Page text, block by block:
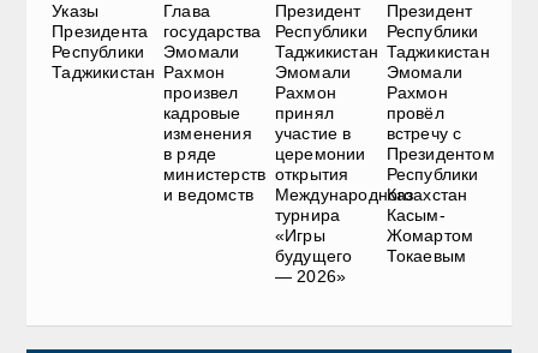
Указы
Президента
Республики
Таджикистан
Глава
государства
Эмомали
Рахмон
произвел
кадровые
изменения
в ряде
министерств
и ведомств
Президент
Республики
Таджикистан
Эмомали
Рахмон
принял
участие в
церемонии
открытия
Международного
турнира
«Игры
будущего
— 2026»
Президент
Республики
Таджикистан
Эмомали
Рахмон
провёл
встречу с
Президентом
Республики
Казахстан
Касым-
Жомартом
Токаевым